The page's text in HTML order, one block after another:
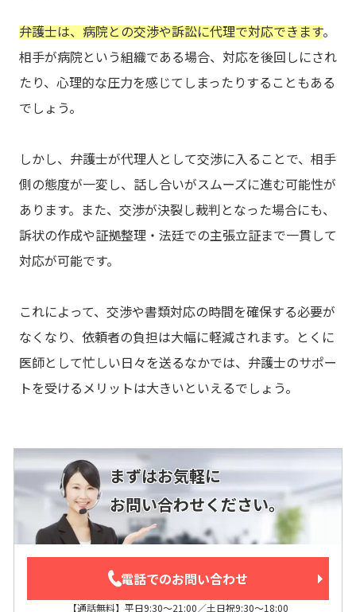
弁護士は、病院との交渉や訴訟に代理で対応できます。
相手が病院という組織である場合、対応を後回しにされ
たり、心理的な圧力を感じてしまったりすることもある
でしょう。
しかし、弁護士が代理人として交渉に入ることで、相手
側の態度が一変し、話し合いがスムーズに進む可能性が
あります。また、交渉が決裂し裁判となった場合にも、
訴状の作成や証拠整理・法廷での主張立証まで一貫して
対応が可能です。
これによって、交渉や書類対応の時間を確保する必要が
なくなり、依頼者の負担は大幅に軽減されます。とくに
医師として忙しい日々を送るなかでは、弁護士のサポー
トを受けるメリットは大きいといえるでしょう。
まずはお気軽に
お問い合わせください。
電話でのお問い合わせ
【通話無料】平日9:30～21:00／土日祝9:30～18:00